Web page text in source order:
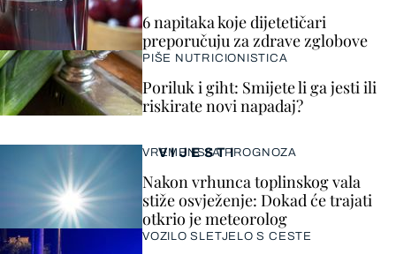
VIJESTI
VREMENSKA PROGNOZA
Nakon vrhunca toplinskog vala
stiže osvježenje: Dokad će trajati
otkrio je meteorolog
VOZILO SLETJELO S CESTE
6 napitaka koje dijetetičari
preporučuju za zdrave zglobove
PIŠE NUTRICIONISTICA
Poriluk i giht: Smijete li ga jesti ili
riskirate novi napadaj?